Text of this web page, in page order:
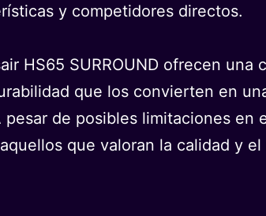
y competidores directos.
HS65 SURROUND ofrecen
que los convierten en
de posibles limitaciones
que valoran la calidad y